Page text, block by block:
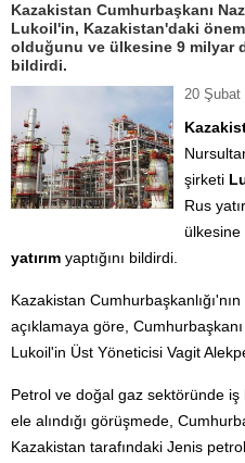
Kazakistan Cumhurbaşkanı
Lukoil'in, Kazakistan'daki
olduğunu ve ülkesine 9 milyar
bildirdi.
20 Şubat
şirketi
Rus
ülkesine
yatırım yaptığını bildirdi.
Kazakistan
açıklamaya göre,
Lukoil'in Üst Yöneticisi Vagit
Petrol ve doğal gaz sektöründe
ele alındığı görüşmede,
Kazakistan tarafındaki Jenis